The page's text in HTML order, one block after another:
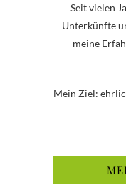
Seit vielen
Unterkünfte
meine
Mein Ziel: